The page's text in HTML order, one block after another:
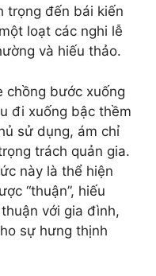
trọng đến bái kiến
loạt các nghi lễ
và hiếu thảo.
chồng bước xuống
đi xuống bậc thềm
sử dụng, ám chỉ
trách quản gia.
này là thể hiện
“thuận”, hiếu
với gia đình,
sự hưng thịnh